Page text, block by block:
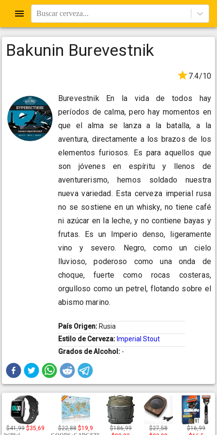
Buscar cerveza...
Bakunin Burevestnik
7.4/10
Burevestnik En la vida de todos hay
períodos de calma, pero hay momentos en
que el alma se lanza a la batalla, a la
aventura, directamente a los brazos de los
elementos furiosos. Es para aquellos que
son jóvenes en espíritu y llenos de
aventurerismo, hemos soldado nuestra
nueva variedad. Esta cerveza imperial rusa
no se sostiene en un whisky, no tiene café
ni azúcar en la leche, y no contiene bayas y
frutas. Es un Imperio denso, ligeramente
vino y severo. Negro, como un cielo
lluvioso, poderoso como una onda de
choque, fuerte como rocas costeras,
orgulloso como un petrel, flotando sobre el
abismo marino.
País Origen: Rusia
Estilo de Cerveza: Imperial Stout
Grados de Alcohol: -
$41,99 $35,69 $22,88 $19,9
$186,99
$27,58
$16,99